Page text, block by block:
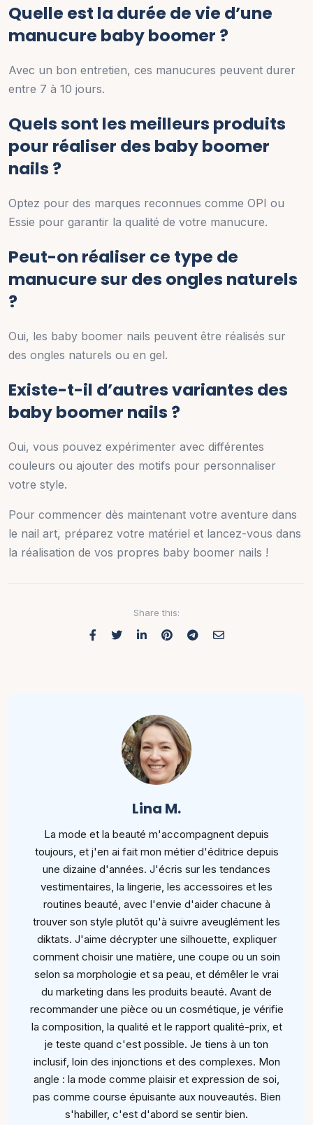
Quelle est la durée de vie d’une
manucure baby boomer ?
Avec un bon entretien, ces manucures peuvent durer
entre 7 à 10 jours.
Quels sont les meilleurs produits
pour réaliser des baby boomer
nails ?
Optez pour des marques reconnues comme OPI ou
Essie pour garantir la qualité de votre manucure.
Peut-on réaliser ce type de
manucure sur des ongles naturels
?
Oui, les baby boomer nails peuvent être réalisés sur
des ongles naturels ou en gel.
Existe-t-il d’autres variantes des
baby boomer nails ?
Oui, vous pouvez expérimenter avec différentes
couleurs ou ajouter des motifs pour personnaliser
votre style.
Pour commencer dès maintenant votre aventure dans
le nail art, préparez votre matériel et lancez-vous dans
la réalisation de vos propres baby boomer nails !
Share this:
Lina M.
La mode et la beauté m'accompagnent depuis
toujours, et j'en ai fait mon métier d'éditrice depuis
une dizaine d'années. J'écris sur les tendances
vestimentaires, la lingerie, les accessoires et les
routines beauté, avec l'envie d'aider chacune à
trouver son style plutôt qu'à suivre aveuglément les
diktats. J'aime décrypter une silhouette, expliquer
comment choisir une matière, une coupe ou un soin
selon sa morphologie et sa peau, et démêler le vrai
du marketing dans les produits beauté. Avant de
recommander une pièce ou un cosmétique, je vérifie
la composition, la qualité et le rapport qualité-prix, et
je teste quand c'est possible. Je tiens à un ton
inclusif, loin des injonctions et des complexes. Mon
angle : la mode comme plaisir et expression de soi,
pas comme course épuisante aux nouveautés. Bien
s'habiller, c'est d'abord se sentir bien.